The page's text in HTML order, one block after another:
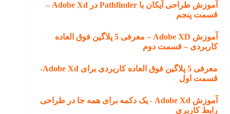
آموزش طراحی آیکان با Pathfinder در Adobe Xd –
قسمت پنجم
آموزش Adobe XD – معرفی 5 پلاگین فوق العاده
کاربردی – قسمت دوم
معرفی 5 پلاگین فوق العاده کاربردی برای Adobe Xd-
قسمت اول
آموزش Adobe Xd -‌ یک دکمه برای همه جا در طراحی
رابط کاربری